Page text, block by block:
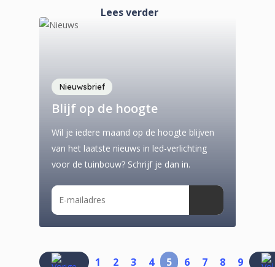
Lees verder
Nieuwsbrief
Blijf op de hoogte
Wil je iedere maand op de hoogte blijven
van het laatste nieuws in led-verlichting
voor de tuinbouw? Schrijf je dan in.
1 2 3 4 5 6 7 8 9